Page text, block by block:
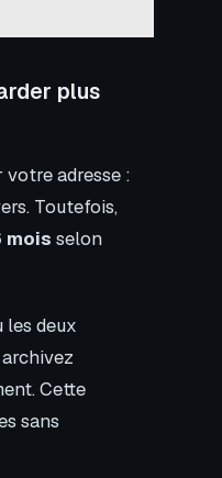
plus
votre adresse :
Toutefois,
mois selon
les deux
Cette
sans